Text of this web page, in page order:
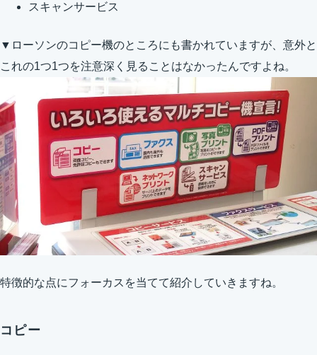
スキャンサービス
▼ローソンのコピー機のところにも書かれていますが、意外と
これの1つ1つを注意深く見ることはなかったんですよね。
特徴的な点にフォーカスを当てて紹介していきますね。
コピー